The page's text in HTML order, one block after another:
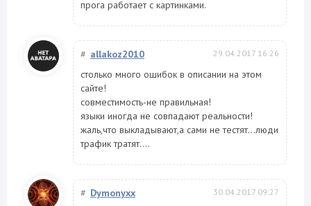
прога работает с картинками.
# allakoz2010 29.04.2017 16:26
столько много ошибок в описании на этом
сайте!
совместимость-не правильная!
языки иногда не совпадают реальности!
жаль,что выкладывают,а сами не тестят...люди
трафик тратят....
# Dymonyxx 30.04.2017 09:27